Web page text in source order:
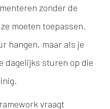
zonder de
moeten toepassen.
hangen, maar als je
dagelijks sturen op die
vraagt